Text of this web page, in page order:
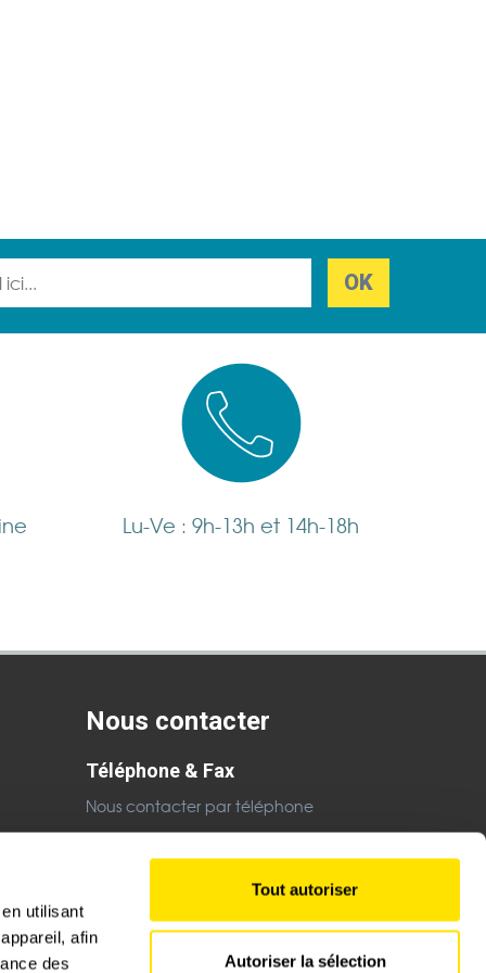
utilisant
afin
des
Tout autoriser
Autoriser la sélection
Lu-Ve : 9h-13h et 14h-18h
Nous contacter
Téléphone & Fax
Nous contacter par téléphone
Nous contacter par email